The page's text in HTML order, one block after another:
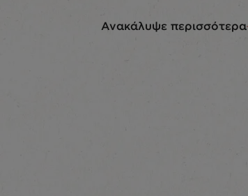
Ανακάλυψε περισσότερα